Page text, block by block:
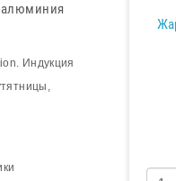
алюминия
Индукция